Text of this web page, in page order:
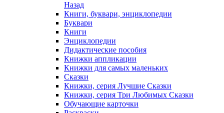
Назад
Книги, буквари, энциклопедии
Буквари
Книги
Энциклопедии
Дидактические пособия
Книжки аппликации
Книжки для самых маленьких
Сказки
Книжки, серия Лучшие Сказки
Книжки, серия Три Любимых Сказки
Обучающие карточки